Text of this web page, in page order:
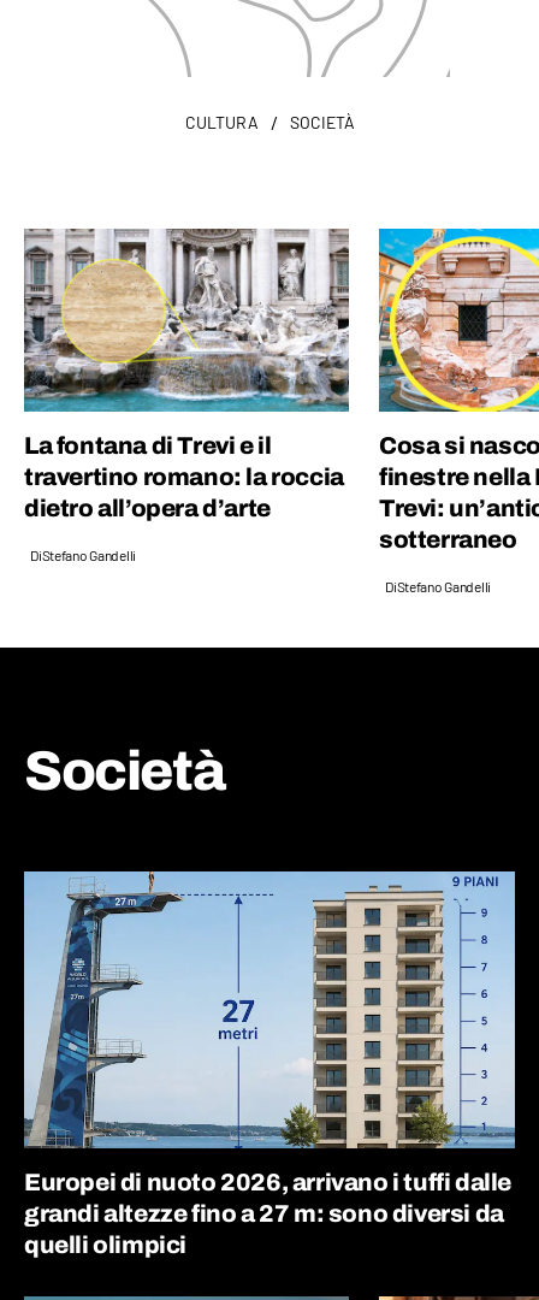
CULTURA / SOCIETÀ
La fontana di Trevi e il
travertino romano: la roccia
dietro all’opera d’arte
DiStefano Gandelli
Cosa si
finestre nella
Trevi:
sotterraneo
DiStefano Gandelli
Società
Europei di nuoto 2026, arrivano i tuffi dalle
grandi altezze fino a 27 m: sono diversi da
quelli olimpici